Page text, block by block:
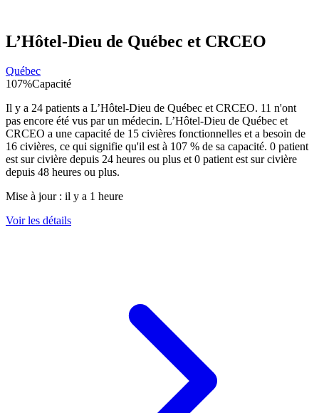
L’Hôtel-Dieu de Québec et CRCEO
Québec
107%Capacité
Il y a 24 patients a L’Hôtel-Dieu de Québec et CRCEO. 11 n'ont
pas encore été vus par un médecin. L’Hôtel-Dieu de Québec et
CRCEO a une capacité de 15 civières fonctionnelles et a besoin de
16 civières, ce qui signifie qu'il est à 107 % de sa capacité. 0 patient
est sur civière depuis 24 heures ou plus et0 patient est sur civière
depuis 48 heures ou plus.
Mise à jour : il y a 1 heure
Voir les détails